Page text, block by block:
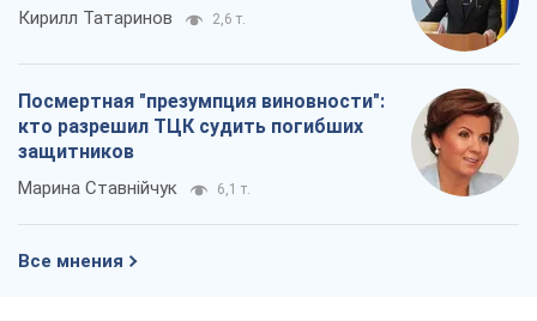
Кирилл Татаринов 2,6 т.
Посмертная "презумпция виновности":
кто разрешил ТЦК судить погибших
защитников
Марина Ставнійчук 6,1 т.
Все мнения